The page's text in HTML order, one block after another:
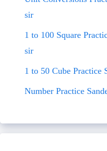
sir
1 to 100 Square
sir
1 to 50 Cube Practice
Number Practice